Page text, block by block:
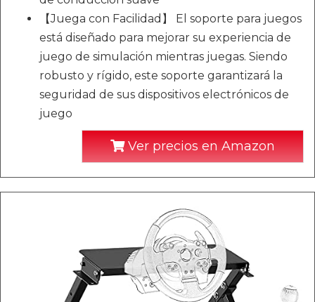
【Juega con Facilidad】 El soporte para juegos
está diseñado para mejorar su experiencia de
juego de simulación mientras juegas. Siendo
robusto y rígido, este soporte garantizará la
seguridad de sus dispositivos electrónicos de
juego
Ver precios en Amazon